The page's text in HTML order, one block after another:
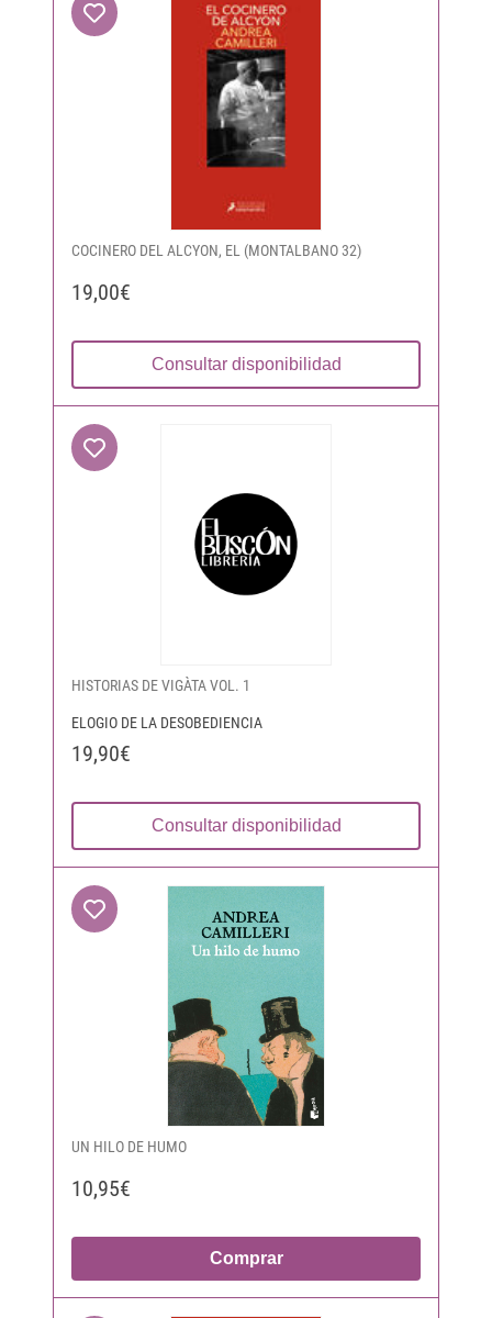
COCINERO DEL ALCYON, EL (MONTALBANO 32)
19,00€
Consultar disponibilidad
HISTORIAS DE VIGÀTA VOL. 1
ELOGIO DE LA DESOBEDIENCIA
19,90€
Consultar disponibilidad
UN HILO DE HUMO
10,95€
Comprar